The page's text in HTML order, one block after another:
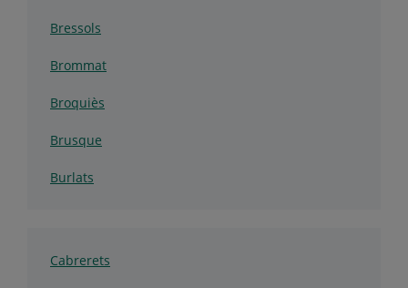
Bressols
Brommat
Broquiès
Brusque
Burlats
Cabrerets